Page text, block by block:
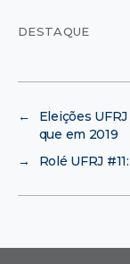
DESTAQUE
←
Eleições
que em 2019
→
Rolé UFRJ